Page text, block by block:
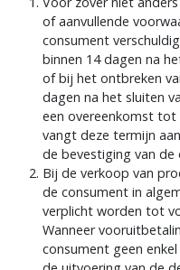
Voor zover niet
of aanvullende
consument
binnen 14 dagen na
of bij het ontbreken
dagen na het sluiten
een overeenkomst tot
vangt deze termijn
de bevestiging van
Bij de verkoop van
de consument in
verplicht worden tot
Wanneer
consument geen